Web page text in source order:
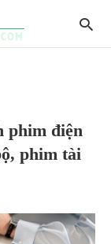
phim điện
phim tài